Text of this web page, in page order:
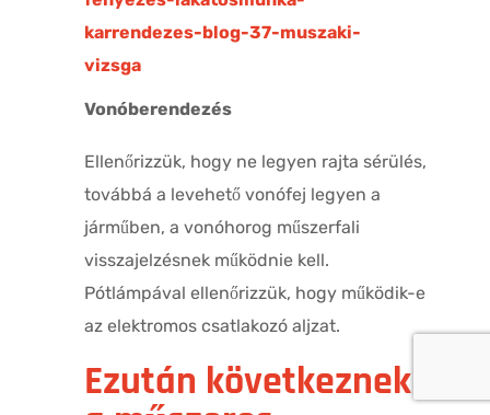
Vonóberendezés
Ellenőrizzük, hogy ne legyen rajta sérülés,
továbbá a levehető vonófej legyen a
járműben, a vonóhorog műszerfali
visszajelzésnek működnie kell.
Pótlámpával ellenőrizzük, hogy működik-e
az elektromos csatlakozó aljzat.
Ezután következnek